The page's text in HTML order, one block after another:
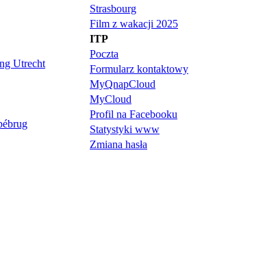
Strasbourg
Film z wakacji 2025
ITP
Poczta
Formularz kontaktowy
MyQnapCloud
MyCloud
Profil na Facebooku
Statystyki www
Zmiana hasła